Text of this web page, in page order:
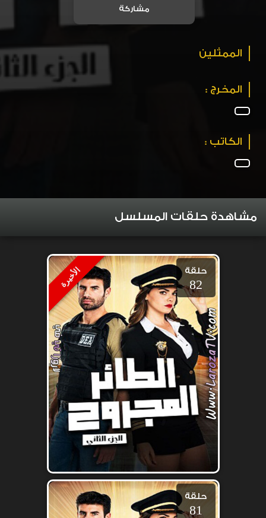
مشاركة
الممثلين
المخرج :
الكاتب :
مشاهدة حلقات المسلسل
الأخيرة حلقة
82
حلقة
81